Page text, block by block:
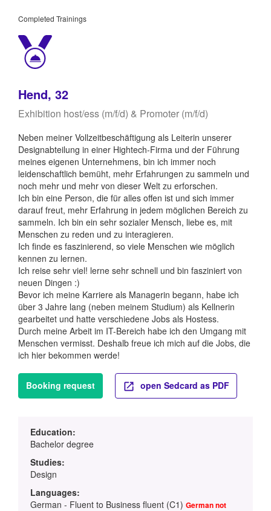
Completed Trainings
Hend, 32
Exhibition host/ess (m/f/d) & Promoter (m/f/d)
Neben meiner Vollzeitbeschäftigung als Leiterin unserer
Designabteilung in einer Hightech-Firma und der Führung
meines eigenen Unternehmens, bin ich immer noch
leidenschaftlich bemüht, mehr Erfahrungen zu sammeln und
noch mehr und mehr von dieser Welt zu erforschen.
Ich bin eine Person, die für alles offen ist und sich immer
darauf freut, mehr Erfahrung in jedem möglichen Bereich zu
sammeln. Ich bin ein sehr sozialer Mensch, liebe es, mit
Menschen zu reden und zu interagieren.
Ich finde es faszinierend, so viele Menschen wie möglich
kennen zu lernen.
Ich reise sehr viel! lerne sehr schnell und bin fasziniert von
neuen Dingen :)
Bevor ich meine Karriere als Managerin begann, habe ich
über 3 Jahre lang (neben meinem Studium) als Kellnerin
gearbeitet und hatte verschiedene Jobs als Hostess.
Durch meine Arbeit im IT-Bereich habe ich den Umgang mit
Menschen vermisst. Deshalb freue ich mich auf die Jobs, die
ich hier bekommen werde!
Booking request open Sedcard as PDF
Education:
Bachelor degree
Studies:
Design
Languages:
German - Fluent to Business fluent (C1) German not